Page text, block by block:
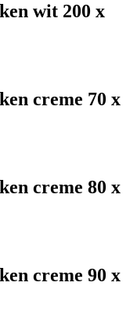
wit 200 x
creme 70 x
creme 80 x
creme 90 x